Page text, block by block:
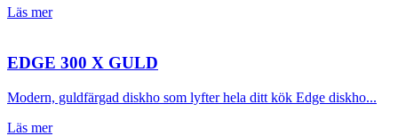
Läs mer
EDGE 300 X GULD
Modern, guldfärgad diskho som lyfter hela ditt kök Edge diskho...
Läs mer